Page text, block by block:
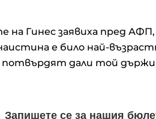
Гинес заявиха пред АФП,
е било най-
потвърдят дали той държи